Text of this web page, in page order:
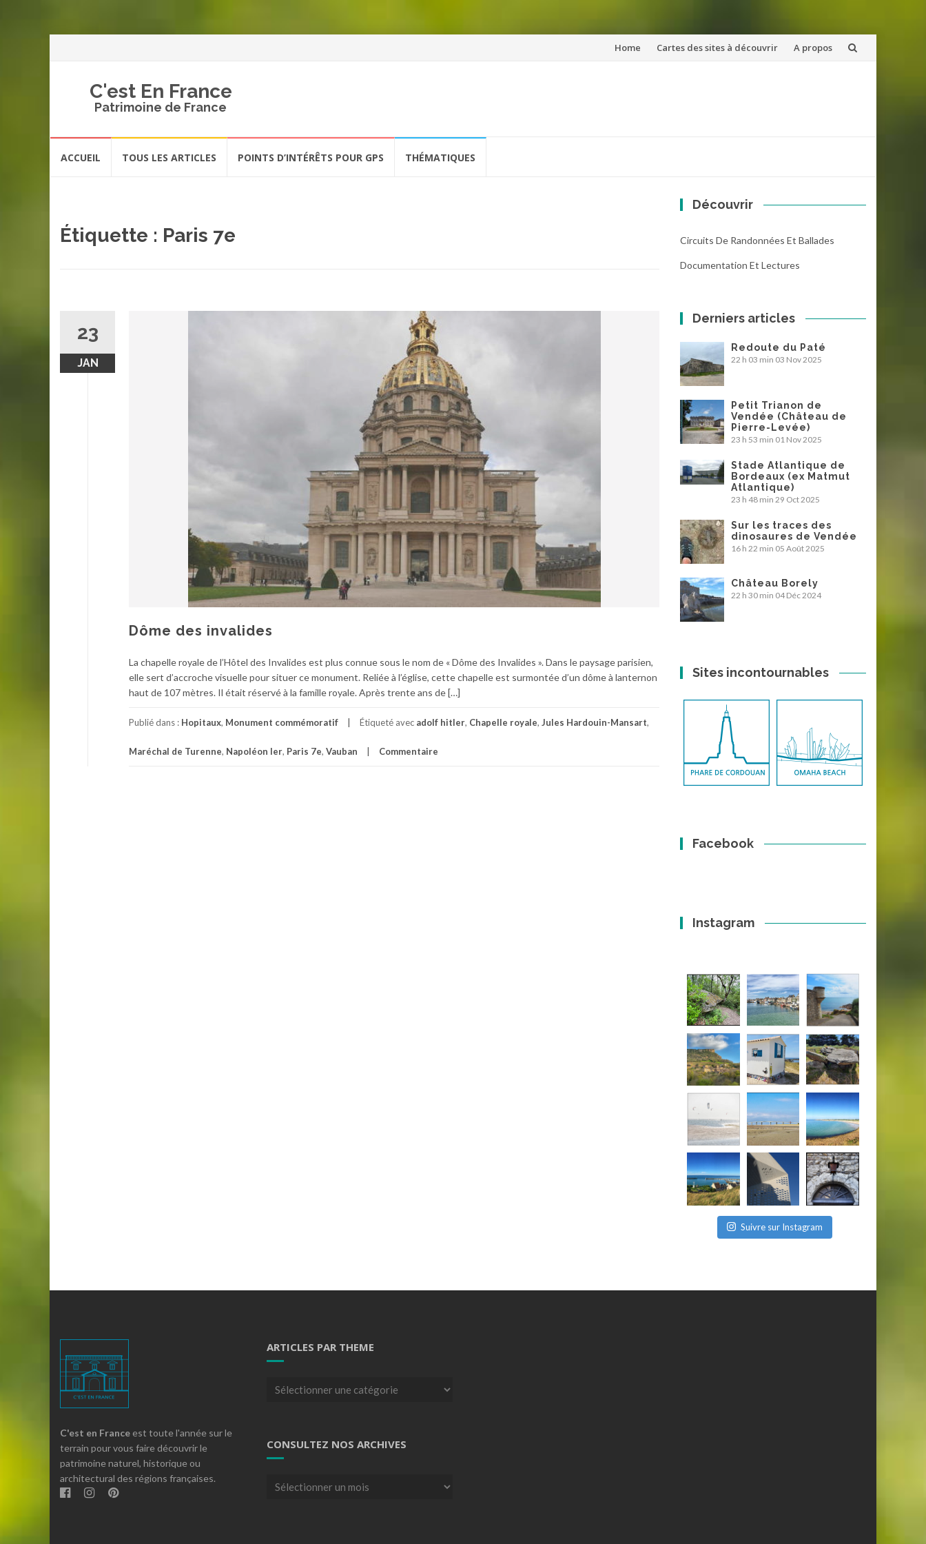
Aller
Home Cartes des sites à découvrir A propos
C'est En France
Patrimoine de France
ACCUEIL TOUS LES ARTICLES POINTS D’INTÉRÊTS POUR GPS THÉMATIQUES
Étiquette : Paris 7e
23
JAN
Dôme des invalides
La chapelle royale de l’Hôtel des Invalides est plus connue sous le nom de « Dôme des Invalides ». Dans le paysage parisien,
elle sert d’accroche visuelle pour situer ce monument. Reliée à l’église, cette chapelle est surmontée d’un dôme à lanternon
haut de 107 mètres. Il était réservé à la famille royale. Après trente ans de […]
Publié dans : Hopitaux, Monument commémoratif Étiqueté avec adolf hitler, Chapelle royale, Jules Hardouin-Mansart,
Maréchal de Turenne, Napoléon Ier, Paris 7e, Vauban Commentaire
Découvrir
Circuits De Randonnées Et Ballades
Documentation Et Lectures
Derniers articles
Redoute du Paté
22 h 03 min 03 Nov 2025
Petit Trianon de
Vendée (Château de
Pierre-Levée)
23 h 53 min 01 Nov 2025
Stade Atlantique de
Bordeaux (ex Matmut
Atlantique)
23 h 48 min 29 Oct 2025
Sur les traces des
dinosaures de Vendée
16 h 22 min 05 Août 2025
Château Borely
22 h 30 min 04 Déc 2024
Sites incontournables
Facebook
Instagram
Suivre sur Instagram
C'est en France est toute l'année sur le
terrain pour vous faire découvrir le
patrimoine naturel, historique ou
architectural des régions françaises.
ARTICLES PAR THEME
Articles
CONSULTEZ NOS ARCHIVES
Consultez